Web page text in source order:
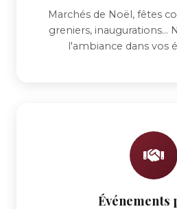
Marchés de Noël, fêtes
greniers, inaugurations...
l'ambiance dans vos
Événements